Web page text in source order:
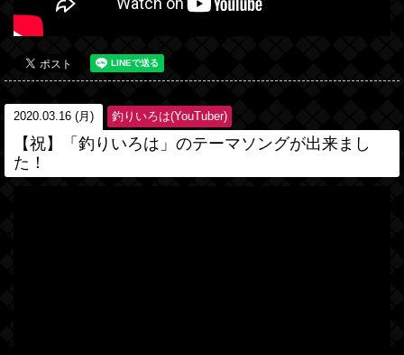
2020.03.16 (月) 釣りいろは(YouTuber)
【祝】「釣りいろは」のテーマソングが出来まし
た！